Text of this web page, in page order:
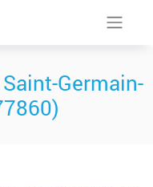
Saint-Germain-